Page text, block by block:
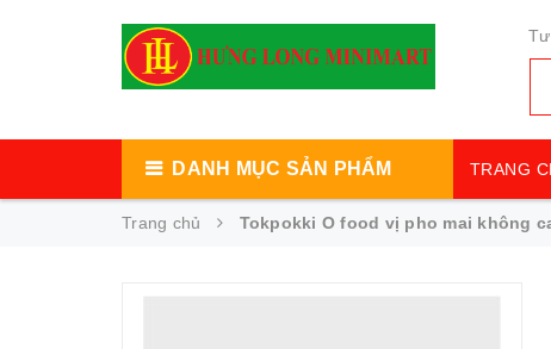
DANH MỤC SẢN PHẨM TRANG
Trang chủ Tokpokki O food vị pho mai không